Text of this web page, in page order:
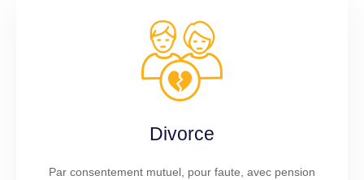
Divorce
Par consentement mutuel, pour faute, avec pension